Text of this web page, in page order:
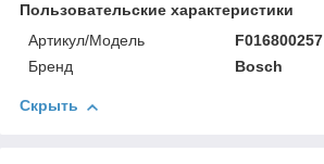
Пользовательские характеристики
Артикул/Модель
F016800257
Бренд
Bosch
Скрыть